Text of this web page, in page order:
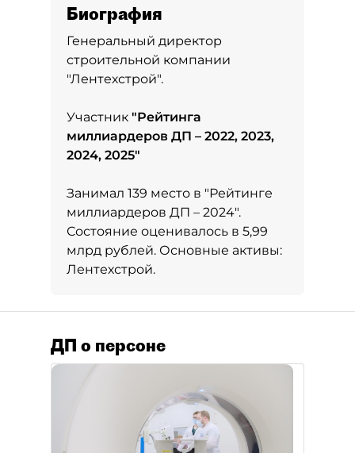
Биография
Генеральный директор
строительной компании
"Лентехстрой".
Участник "Рейтинга
миллиардеров ДП – 2022, 2023,
2024, 2025"
Занимал 139 место в "Рейтинге
миллиардеров ДП – 2024".
Состояние оценивалось в 5,99
млрд рублей. Основные активы:
Лентехстрой.
ДП о персоне